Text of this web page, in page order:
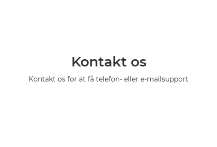
Kontakt os
Kontakt os for at få telefon- eller e-mailsupport